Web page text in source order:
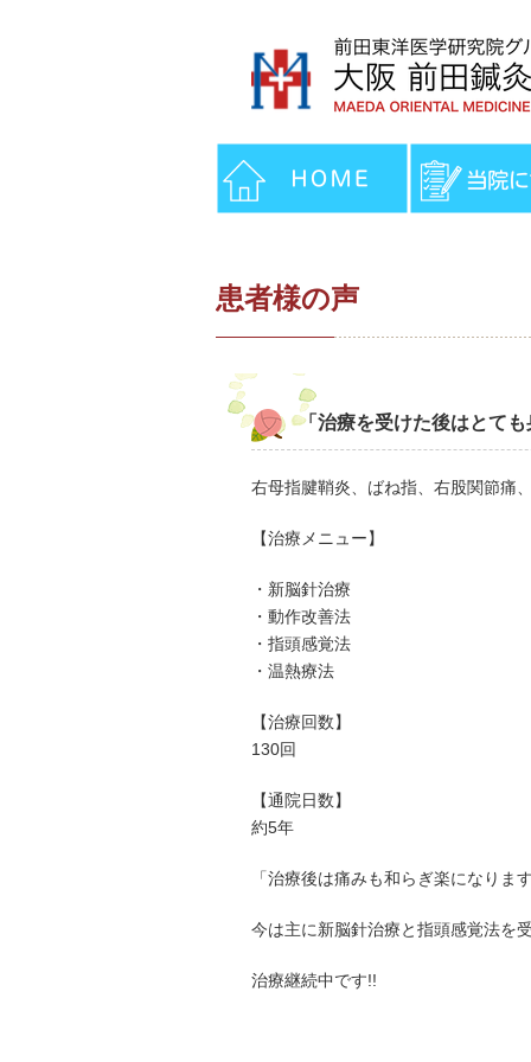
患者様の声
「治療を受けた後はとて
右母指腱鞘炎、ばね指、右股関節痛
【治療メニュー】
・新脳針治療
・動作改善法
・指頭感覚法
・温熱療法
【治療回数】
130回
【通院日数】
約5年
「治療後は痛みも和らぎ楽になりま
今は主に新脳針治療と指頭感覚法を
治療継続中です!!